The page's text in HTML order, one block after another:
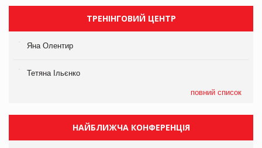
ТРЕНІНГОВИЙ ЦЕНТР
Яна Олентир
Тетяна Ільєнко
повний список
НАЙБЛИЖЧА КОНФЕРЕНЦІЯ